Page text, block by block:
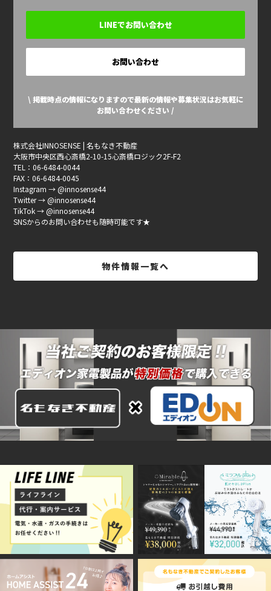
LINEでお問い合わせ
お問い合わせ
\ 掲載時点の情報になりますので最新の情報や募集状況はお気軽に
お問い合わせください /
株式会社INNOSENSE | 名もなき不動産
大阪市中央区西心斎橋2-10-15心斎橋ロジック2F-F2
TEL：06-6484-0044
FAX：06-6484-0045
Instagram → @innosense44
Twitter → @innosense44
TikTok → @innosense44
SNSからのお問い合わせも随時可能です★
物件情報一覧へ